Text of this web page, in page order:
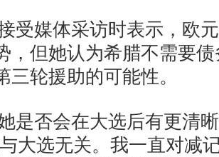
受媒体采访时表示，欧
，但她认为希腊不需要
三轮援助的可能性。
是否会在大选后有更清
大选无关。我一直对减